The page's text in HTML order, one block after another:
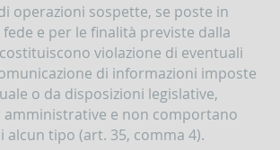
operazioni sospette, se poste in
e per le finalità previste dalla
violazione di eventuali
di informazioni imposte
o da disposizioni legislative,
e non comportano
alcun tipo (art. 35, comma 4).